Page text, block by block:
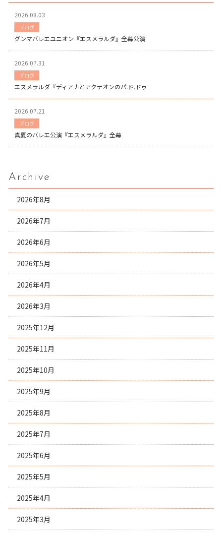
2026.08.03
ブログ
グンマバレエユニオン『エスメラルダ』全幕公演
2026.07.31
ブログ
エスメラルダ『ディアナとアクテオンのパ.ド.ドゥ
2026.07.21
ブログ
真夏のバレエ公演『エスメラルダ』全幕
Archive
2026年8月
2026年7月
2026年6月
2026年5月
2026年4月
2026年3月
2025年12月
2025年11月
2025年10月
2025年9月
2025年8月
2025年7月
2025年6月
2025年5月
2025年4月
2025年3月